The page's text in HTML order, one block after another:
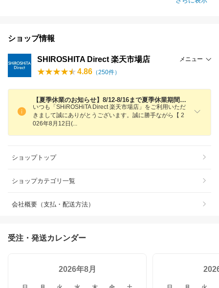
ショップ情報
SHIROSHITA Direct 楽天市場店 メニュー
4.86 （250件）
【夏季休業のお知らせ】8/12-8/16まで夏季休業期間となります。
いつも「SHiROSHiTA Direct 楽天市場店」をご利用いただ
きまして誠にありがとうございます。誠に勝手ながら【 2
026年8月12日(
ショップトップ
ショップカテゴリ一覧
会社概要（支払・配送方法）
受注・発送カレンダー
2026年8月